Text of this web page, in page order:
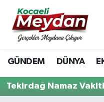
GÜNDEM DÜNYA
Tekirdağ Namaz
Nöbetçi Eczaneler
Hava Durumu
Trafik Durumu